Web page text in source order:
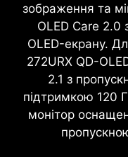
зображення та
OLED Care 2.0
OLED-екрану.
272URX QD-
2.1 з
підтримкою 120
монітор